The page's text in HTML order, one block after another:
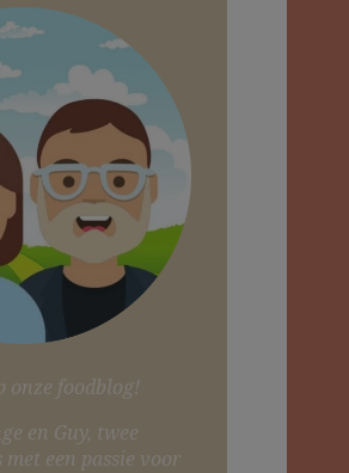
onze foodblog!
en Guy, twee
een passie voor